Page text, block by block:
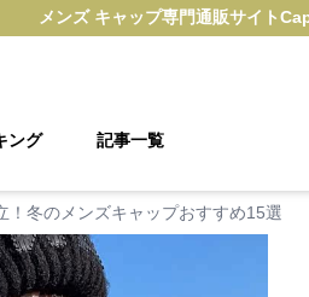
メンズ キャップ専門通販サイト
ング 記事一覧
！冬のメンズキャップおすすめ15選